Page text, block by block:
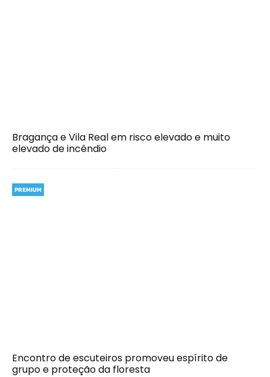
Bragança e Vila Real em risco elevado e muito
elevado de incêndio
PREMIUM
Encontro de escuteiros promoveu espírito de
grupo e proteção da floresta